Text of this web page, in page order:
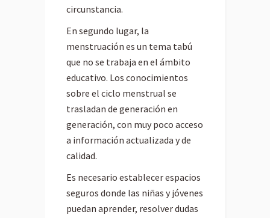
circunstancia.
En segundo lugar, la
menstruación es un tema tabú
que no se trabaja en el ámbito
educativo. Los conocimientos
sobre el ciclo menstrual se
trasladan de generación en
generación, con muy poco acceso
a información actualizada y de
calidad.
Es necesario establecer espacios
seguros donde las niñas y jóvenes
puedan aprender, resolver dudas